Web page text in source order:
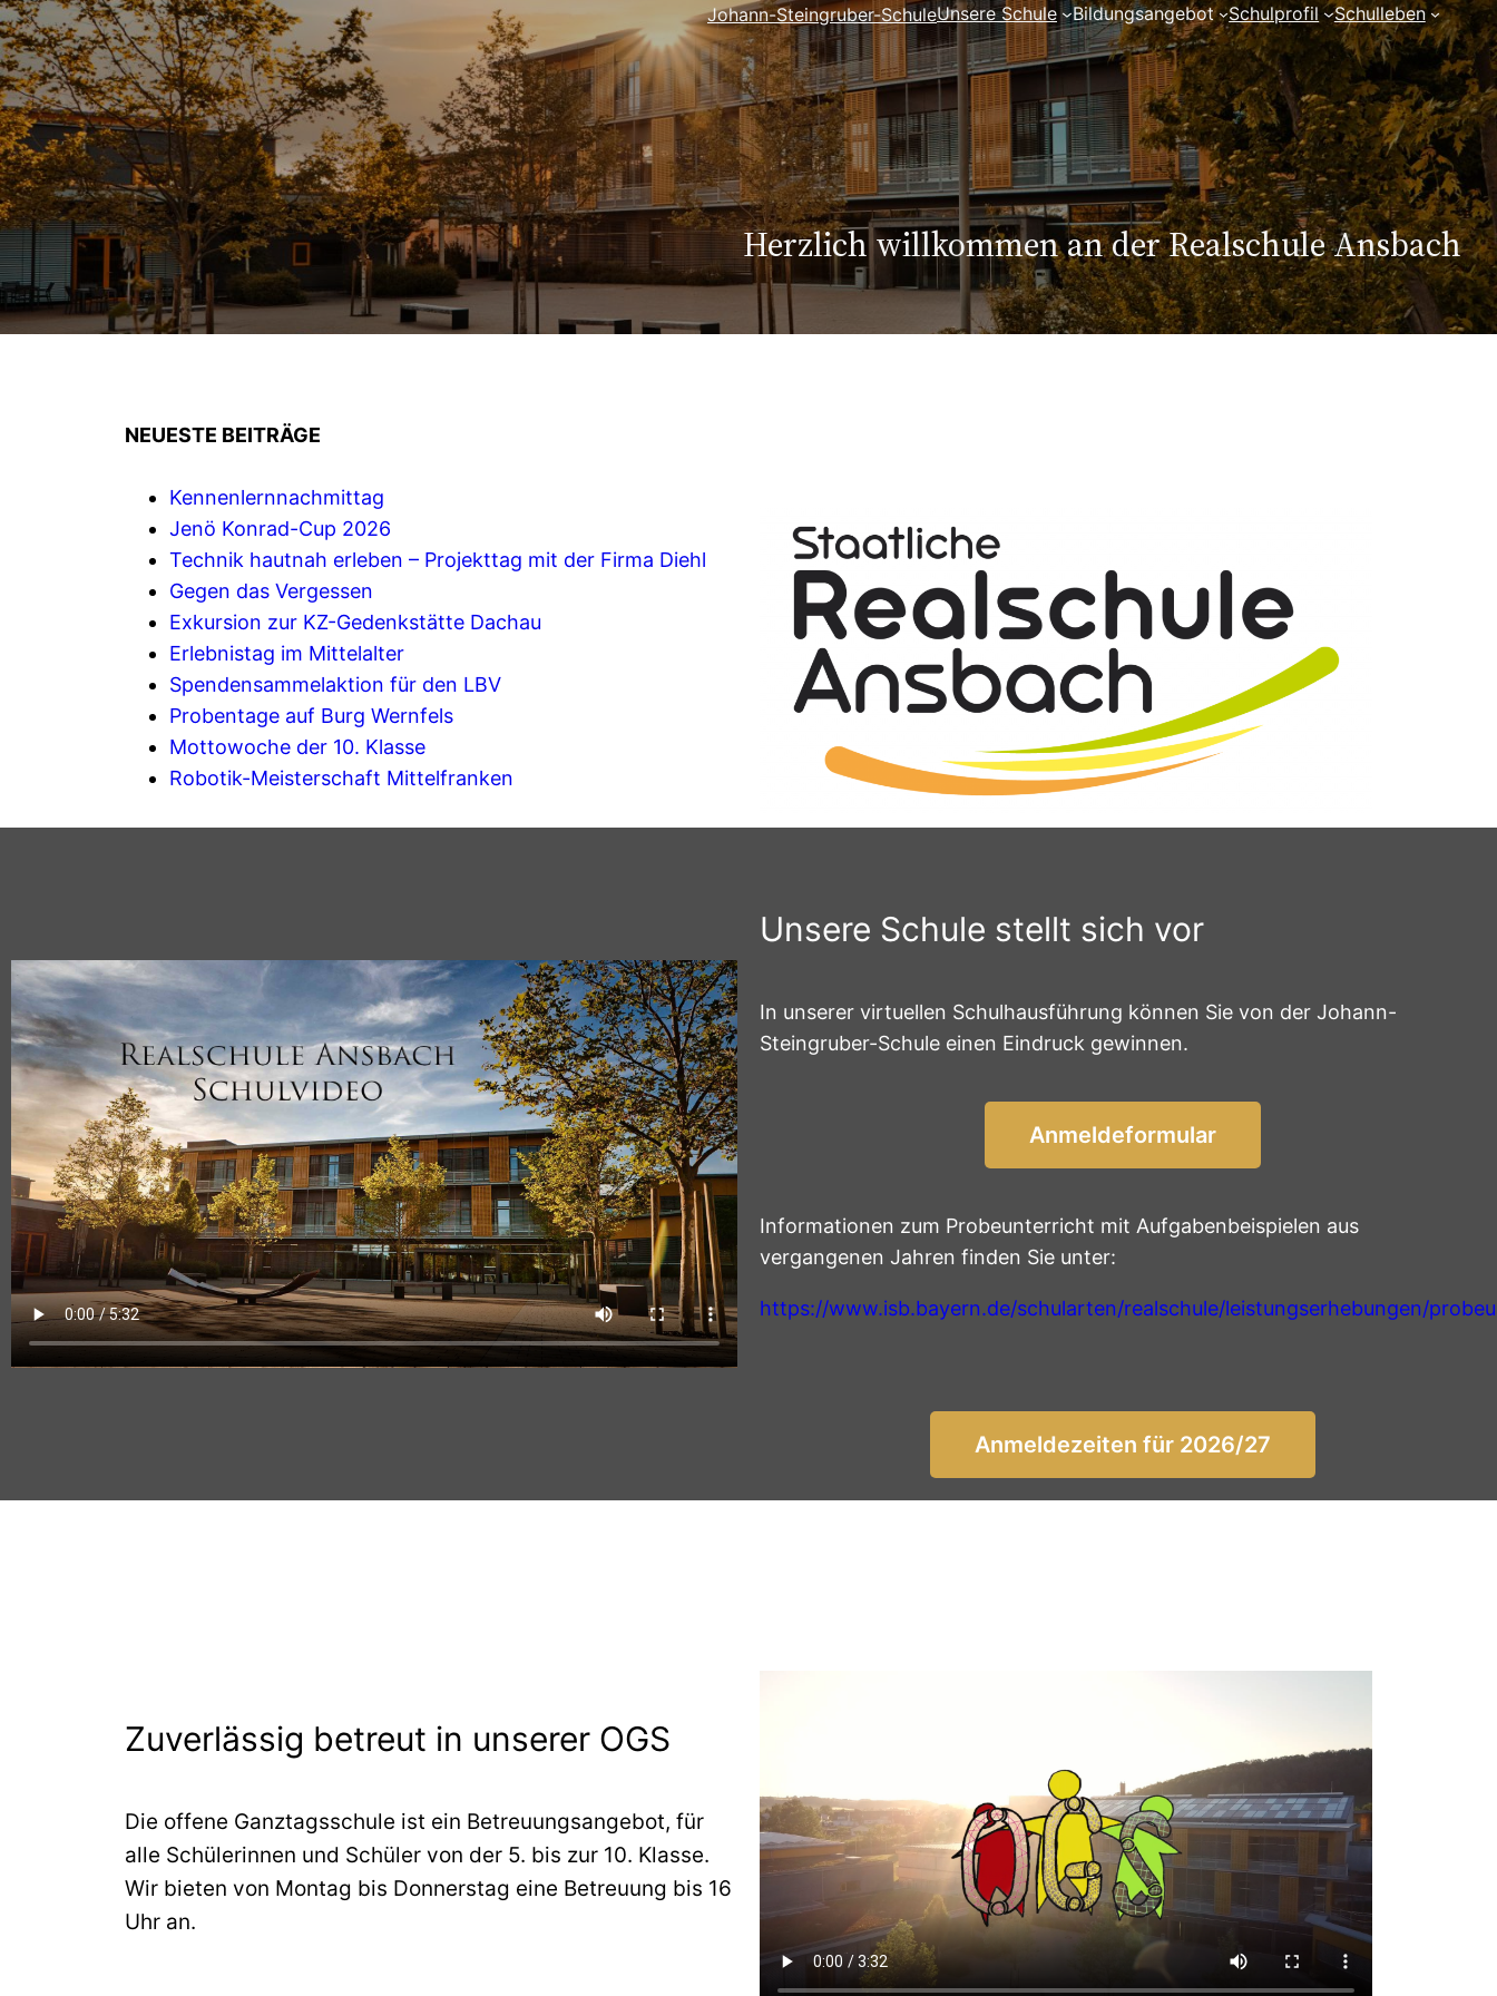
Johann-Steingruber-SchuleUnsere Schule Bildungsangebot Schulprofil Schulleben
Herzlich willkommen an der Realschule Ansbach
NEUESTE BEITRÄGE
Kennenlernnachmittag
Jenö Konrad-Cup 2026
Technik hautnah erleben – Projekttag mit der Firma Diehl
Gegen das Vergessen
Exkursion zur KZ-Gedenkstätte Dachau
Erlebnistag im Mittelalter
Spendensammelaktion für den LBV
Probentage auf Burg Wernfels
Mottowoche der 10. Klasse
Robotik-Meisterschaft Mittelfranken
Unsere Schule stellt sich vor
In unserer virtuellen Schulhausführung können Sie von der Johann-
Steingruber-Schule einen Eindruck gewinnen.
Anmeldeformular
Informationen zum Probeunterricht mit Aufgabenbeispielen aus
vergangenen Jahren finden Sie unter:
https://www.isb.bayern.de/schularten/realschule/leistungserhebungen/
Anmeldezeiten für 2026/27
Zuverlässig betreut in unserer OGS
Die offene Ganztagsschule ist ein Betreuungsangebot, für
alle Schülerinnen und Schüler von der 5. bis zur 10. Klasse.
Wir bieten von Montag bis Donnerstag eine Betreuung bis 16
Uhr an.